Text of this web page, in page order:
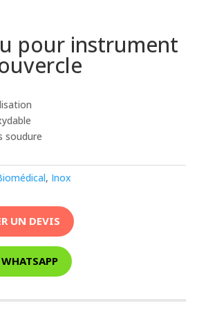
pour instrument
soudure
, Inox
UN DEVIS